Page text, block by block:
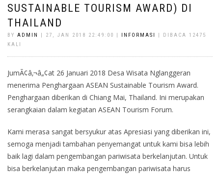
SUSTAINABLE TOURISM AWARD) DI
THAILAND
BY ADMIN | 27, JAN 2018 22:49:00 | INFORMASI
| DIBACA 12475
KALI
JumÃ¢â‚¬â„¢at 26 Januari 2018 Desa Wisata Nglanggeran
menerima Penghargaan ASEAN Sustainable Tourism Award.
Penghargaan diberikan di Chiang Mai, Thailand. Ini merupakan
serangkaian dalam kegiatan ASEAN Tourism Forum.
Kami merasa sangat bersyukur atas Apresiasi yang diberikan ini,
semoga menjadi tambahan penyemangat untuk kami bisa lebih
baik lagi dalam pengembangan pariwisata berkelanjutan. Untuk
bisa berkelanjutan maka pengembangan pariwisata harus